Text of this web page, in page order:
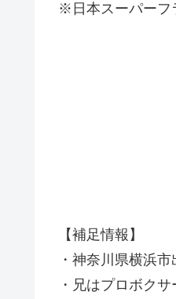
※日本スーパーフ
【補足情報】
・神奈川県横浜市
・兄はプロボクサ